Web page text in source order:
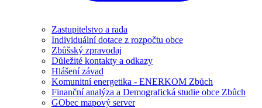
Zastupitelstvo a rada
Individuální dotace z rozpočtu obce
Zbůšský zpravodaj
Důležité kontakty a odkazy
Hlášení závad
Komunitní energetika - ENERKOM Zbůch
Finanční analýza a Demografická studie obce Zbůch
GObec mapový server